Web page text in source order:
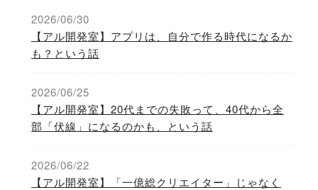
2026/06/30
【アル開発室】アプリは、自分で作る時代になるか
も？という話
2026/06/25
【アル開発室】20代までの失敗って、40代から全
部「伏線」になるのかも、という話
2026/06/22
【アル開発室】「一億総クリエイター」じゃなく